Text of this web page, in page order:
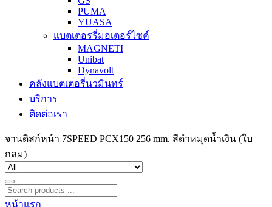
PUMA
YUASA
แบตเตอรรี่มอเตอร์ไซค์
MAGNETI
Unibat
Dynavolt
คลังแบตเตอรี่นวมินทร์
บริการ
ติดต่อเรา
จานดิสก์หน้า 7SPEED PCX150 256 mm. สีดำหมุดน้ำเงิน (ใบ
กลม)
หน้าแรก